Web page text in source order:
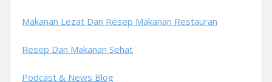
Makanan Lezat Dan Resep Makanan Restauran
Resep Dan Makanan Sehat
Podcast & News Blog